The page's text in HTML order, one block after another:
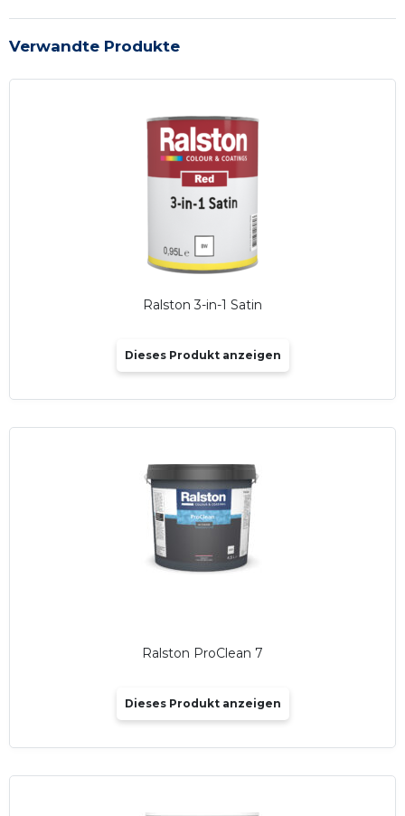
Verwandte Produkte
Ralston 3-in-1 Satin
Dieses Produkt anzeigen
Ralston ProClean 7
Dieses Produkt anzeigen